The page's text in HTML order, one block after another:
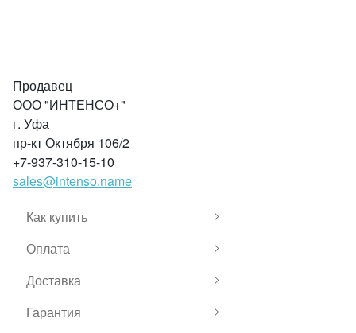
Продавец
ООО "ИНТЕНСО+"
г. Уфа
пр-кт Октября 106/2
+7-937-310-15-10
sales@intenso.name
Как купить
Оплата
Доставка
Гарантия